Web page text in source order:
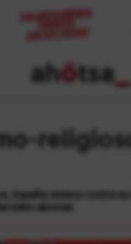
ahötsa_
España entera contra
abortar